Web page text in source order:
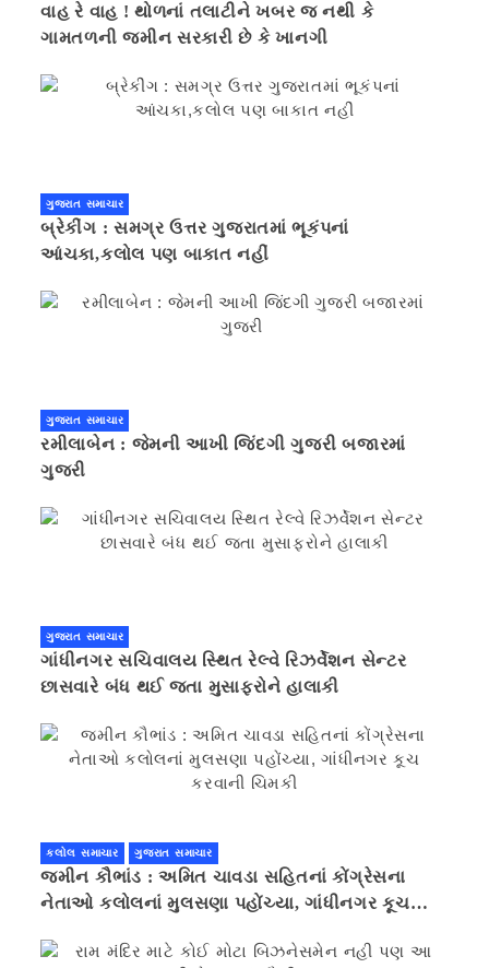
વાહ રે વાહ ! થોળનાં તલાટીને ખબર જ નથી કે
ગામતળની જમીન સરકારી છે કે ખાનગી
ગુજરાત સમાચાર
બ્રેકીંગ : સમગ્ર ઉત્તર ગુજરાતમાં ભૂકંપનાં
આંચકા,કલોલ પણ બાકાત નહીં
ગુજરાત સમાચાર
રમીલાબેન : જેમની આખી જિંદગી ગુજરી બજારમાં
ગુજરી
ગુજરાત સમાચાર
ગાંધીનગર સચિવાલય સ્થિત રેલ્વે રિઝર્વેશન સેન્ટર
છાસવારે બંધ થઈ જતા મુસાફરોને હાલાકી
કલોલ સમાચાર ગુજરાત સમાચાર
જમીન કૌભાંડ : અમિત ચાવડા સહિતનાં કોંગ્રેસના
નેતાઓ કલોલનાં મુલસણા પહોંચ્યા, ગાંધીનગર કૂચ